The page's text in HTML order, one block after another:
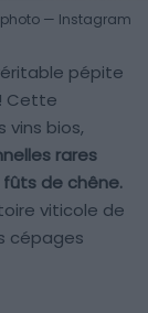
— Instagram
pépite
Cette
vins bios,
rares
de chêne.
viticole de
cépages